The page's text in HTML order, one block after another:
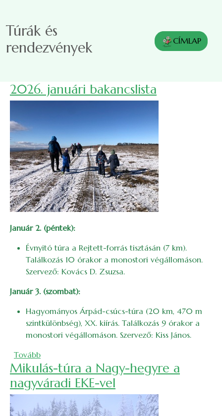
Túrák és
rendezvények
CÍMLAP
2026. januári bakancslista
Január 2. (péntek):
Évnyitó túra a Rejtett-forrás tisztásán (7 km).
Találkozás 10 órakor a monostori végállomáson.
Szervező: Kovács D. Zsuzsa.
Január 3. (szombat):
Hagyományos Árpád-csúcs-túra (20 km, 470 m
szintkülönbség), XX. kiírás. Találkozás 9 órakor a
monostori végállomáson. Szervező: Kiss János.
Tovább(2026. januári bakancslista)
Mikulás-túra a Nagy-hegyre a
nagyváradi EKE-vel